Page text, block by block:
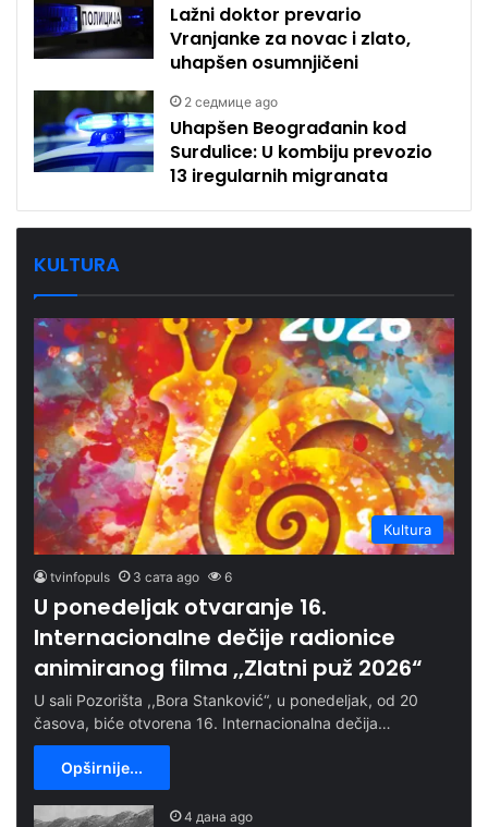
Lažni doktor prevario
Vranjanke za novac i zlato,
uhapšen osumnjičeni
2 седмице ago
Uhapšen Beograđanin kod
Surdulice: U kombiju prevozio
13 iregularnih migranata
KULTURA
Kultura
tvinfopuls 3 сата ago 6
U ponedeljak otvaranje 16.
Internacionalne dečije radionice
animiranog filma ,,Zlatni puž 2026“
U sali Pozorišta ,,Bora Stanković“, u ponedeljak, od 20
časova, biće otvorena 16. Internacionalna dečija…
Opširnije...
4 дана ago